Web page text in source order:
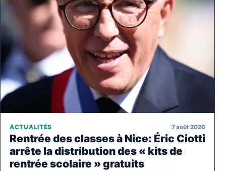
ACTUALITÉS 7 août 2026
Rentrée des classes à Nice: Éric Ciotti
arrête la distribution des « kits de
rentrée scolaire » gratuits